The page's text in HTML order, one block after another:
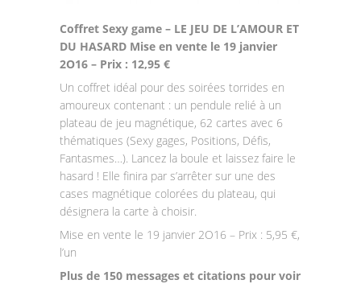
Coffret Sexy game – LE JEU DE L’AMOUR ET
DU HASARD Mise en vente le 19 janvier
2O16 – Prix : 12,95 €
Un coffret idéal pour des soirées torrides en
amoureux contenant : un pendule relié à un
plateau de jeu magnétique, 62 cartes avec 6
thématiques (Sexy gages, Positions, Défis,
Fantasmes…). Lancez la boule et laissez faire le
hasard ! Elle finira par s’arrêter sur une des
cases magnétique colorées du plateau, qui
désignera la carte à choisir.
Mise en vente le 19 janvier 2O16 – Prix : 5,95 €,
l’un
Plus de 150 messages et citations pour voir